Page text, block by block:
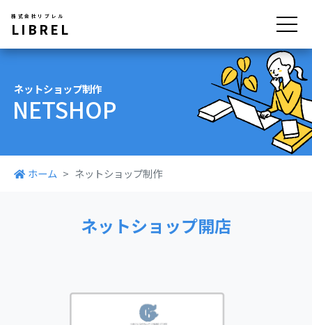
LIBREL
株式会社リブレル
ネットショップ制作
NETSHOP
ホーム ネットショップ制作
ネットショップ開店